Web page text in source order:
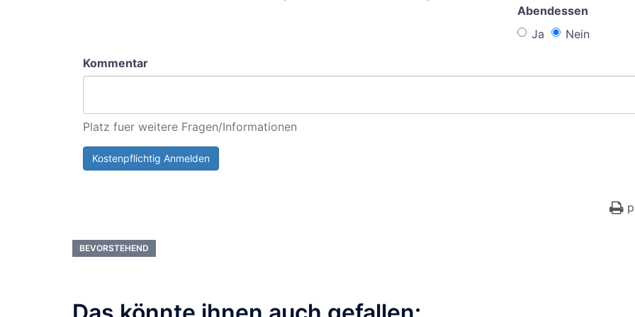
Abendessen
Ja
Nein
Kommentar
Platz fuer weitere Fragen/Informationen
Kostenpflichtig Anmelden
BEVORSTEHEND